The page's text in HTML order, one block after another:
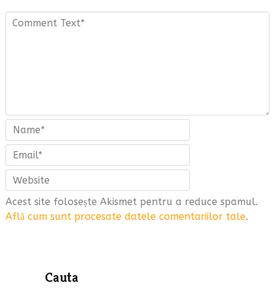
Acest site folosește Akismet pentru a reduce spamul.
Află cum sunt procesate datele comentariilor tale.
Cauta